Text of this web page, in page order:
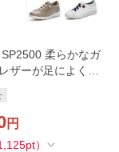
柔らかなガ
ザーが足によくフ
フォートシュー
商品)
円
pt）